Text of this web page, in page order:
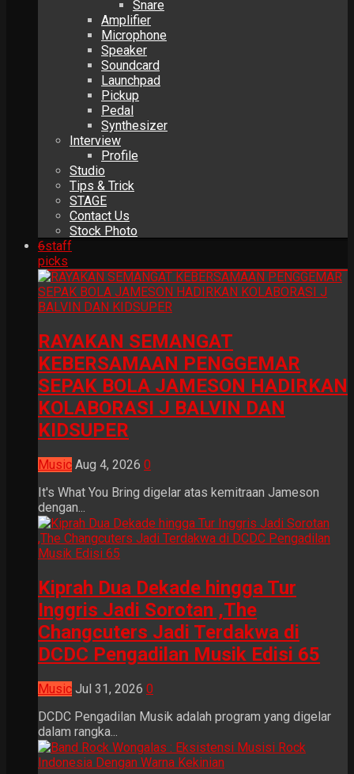
Snare
Amplifier
Microphone
Speaker
Soundcard
Launchpad
Pickup
Pedal
Synthesizer
Interview
Profile
Studio
Tips & Trick
STAGE
Contact Us
Stock Photo
6staff
picks
RAYAKAN SEMANGAT
KEBERSAMAAN PENGGEMAR
SEPAK BOLA JAMESON HADIRKAN
KOLABORASI J BALVIN DAN
KIDSUPER
Music Aug 4, 2026 0
It's What You Bring digelar atas kemitraan Jameson
dengan...
Kiprah Dua Dekade hingga Tur
Inggris Jadi Sorotan ,The
Changcuters Jadi Terdakwa di
DCDC Pengadilan Musik Edisi 65
Music Jul 31, 2026 0
DCDC Pengadilan Musik adalah program yang digelar
dalam rangka...